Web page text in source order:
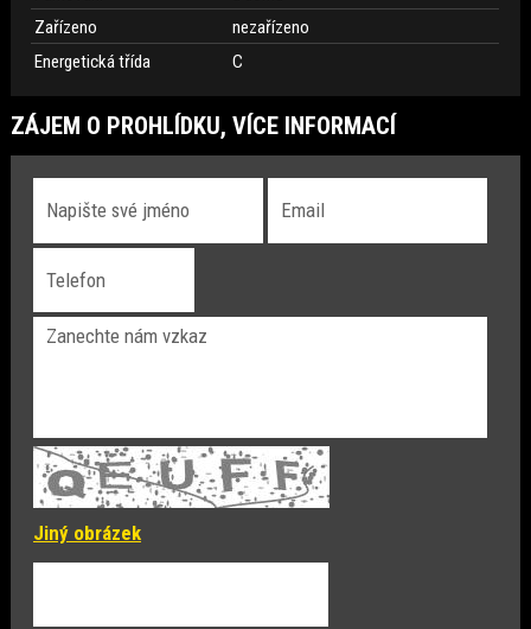
Zařízeno
nezařízeno
Energetická třída
C
ZÁJEM O PROHLÍDKU, VÍCE INFORMACÍ
Jiný obrázek